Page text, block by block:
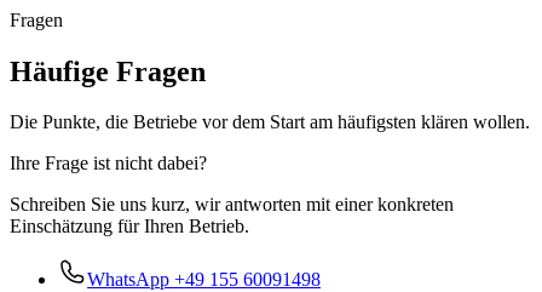
Fragen
Häufige Fragen
Die Punkte, die Betriebe vor dem Start am häufigsten klären wollen.
Ihre Frage ist nicht dabei?
Schreiben Sie uns kurz, wir antworten mit einer konkreten
Einschätzung für Ihren Betrieb.
WhatsApp +49 155 60091498